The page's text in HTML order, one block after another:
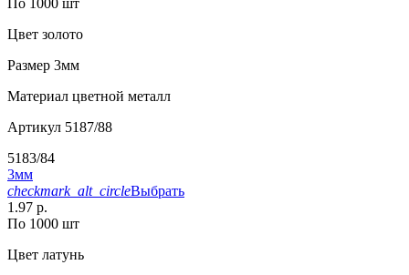
Цвет золото
Размер 3мм
Материал цветной металл
Артикул 5187/88
5183/84
3мм
checkmark_alt_circleВыбрать
1.97 р.
По 1000 шт
Цвет латунь